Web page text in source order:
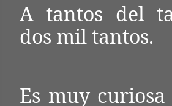
A tantos del
dos mil tantos.
Es muy